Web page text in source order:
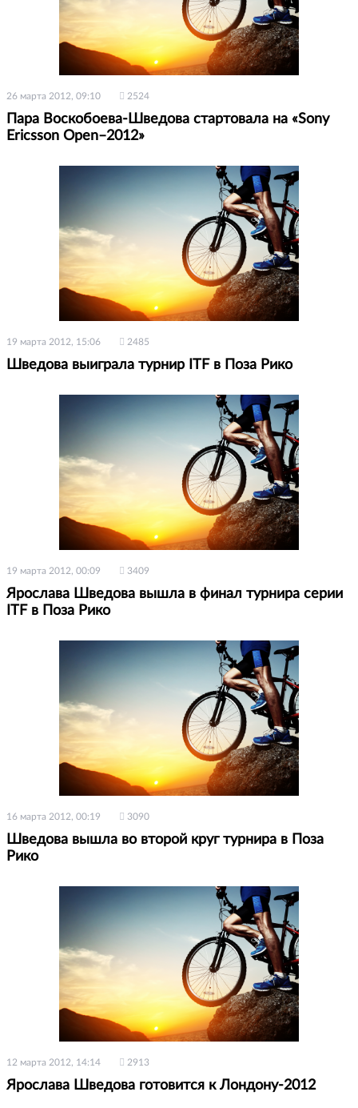
26 марта 2012, 09:10 2524
Пара Воскобоева-Шведова стартовала на «Sony
Ericsson Open–2012»
19 марта 2012, 15:06 2485
Шведова выиграла турнир ITF в Поза Рико
19 марта 2012, 00:09 3409
Ярослава Шведова вышла в финал турнира серии
ITF в Поза Рико
16 марта 2012, 00:19 3090
Шведова вышла во второй круг турнира в Поза
Рико
12 марта 2012, 14:14 2913
Ярослава Шведова готовится к Лондону-2012